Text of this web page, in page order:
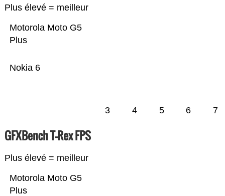
Plus élevé = meilleur
Nokia 6
Motorola Moto G5
Plus
3 4 5 6 7
GFXBench T-Rex FPS
Plus élevé = meilleur
Motorola Moto G5
Plus